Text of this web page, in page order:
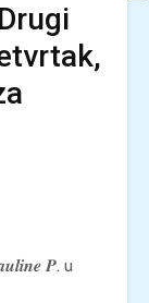
𝑷. u